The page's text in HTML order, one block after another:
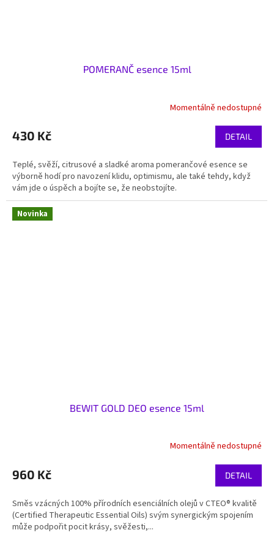
POMERANČ esence 15ml
Momentálně nedostupné
430 Kč DETAIL
Teplé, svěží, citrusové a sladké aroma pomerančové esence se
výborně hodí pro navození klidu, optimismu, ale také tehdy, když
vám jde o úspěch a bojíte se, že neobstojíte.
Novinka
BEWIT GOLD DEO esence 15ml
Momentálně nedostupné
960 Kč DETAIL
Směs vzácných 100% přírodních esenciálních olejů v CTEO® kvalitě
(Certified Therapeutic Essential Oils) svým synergickým spojením
může podpořit pocit krásy, svěžesti,...